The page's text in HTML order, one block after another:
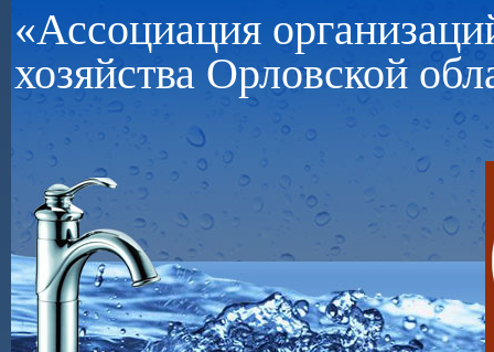
«Ассоциация
хозяйства Орловской